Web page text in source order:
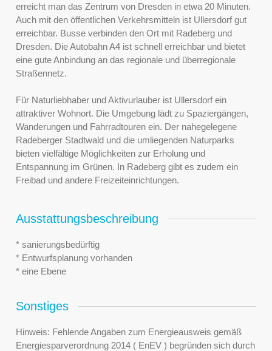
erreicht man das Zentrum von Dresden in etwa 20 Minuten.
Auch mit den öffentlichen Verkehrsmitteln ist Ullersdorf gut
erreichbar. Busse verbinden den Ort mit Radeberg und
Dresden. Die Autobahn A4 ist schnell erreichbar und bietet
eine gute Anbindung an das regionale und überregionale
Straßennetz.
Für Naturliebhaber und Aktivurlauber ist Ullersdorf ein
attraktiver Wohnort. Die Umgebung lädt zu Spaziergängen,
Wanderungen und Fahrradtouren ein. Der nahegelegene
Radeberger Stadtwald und die umliegenden Naturparks
bieten vielfältige Möglichkeiten zur Erholung und
Entspannung im Grünen. In Radeberg gibt es zudem ein
Freibad und andere Freizeiteinrichtungen.
Ausstattungsbeschreibung
* sanierungsbedürftig
* Entwurfsplanung vorhanden
* eine Ebene
Sonstiges
Hinweis: Fehlende Angaben zum Energieausweis gemäß
Energiesparverordnung 2014 ( EnEV ) begründen sich durch